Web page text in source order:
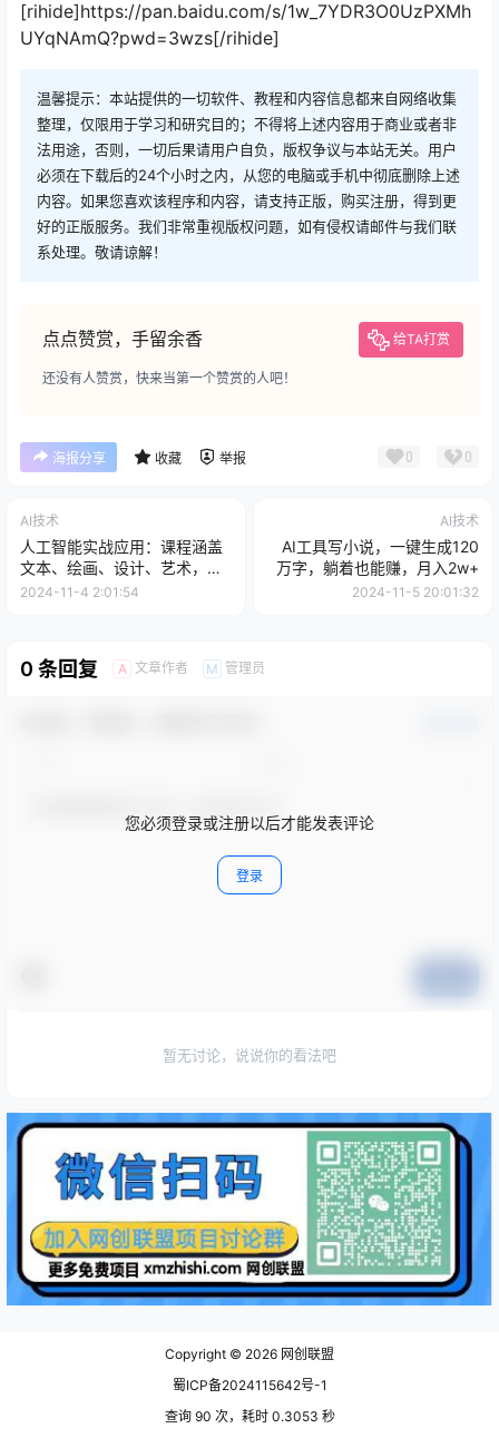
[rihide]https://pan.baidu.com/s/1w_7YDR3O0UzPXMh
UYqNAmQ?pwd=3wzs[/rihide]
温馨提示：本站提供的一切软件、教程和内容信息都来自网络收集
整理，仅限用于学习和研究目的；不得将上述内容用于商业或者非
法用途，否则，一切后果请用户自负，版权争议与本站无关。用户
必须在下载后的24个小时之内，从您的电脑或手机中彻底删除上述
内容。如果您喜欢该程序和内容，请支持正版，购买注册，得到更
好的正版服务。我们非常重视版权问题，如有侵权请邮件与我们联
系处理。敬请谅解！
点点赞赏，手留余香 给TA打赏
还没有人赞赏，快来当第一个赞赏的人吧！
海报分享 收藏 举报 0 0
AI技术
人工智能实战应用：课程涵盖
文本、绘画、设计、艺术，让
您轻松玩转AI
2024-11-4 2:01:54
AI技术
AI工具写小说，一键生成120
万字，躺着也能赚，月入2w+
2024-11-5 20:01:32
0 条回复 A 文章作者 M 管理员
您必须登录或注册以后才能发表评论
登录
暂无讨论，说说你的看法吧
Copyright © 2026 网创联盟
蜀ICP备2024115642号-1
查询 90 次，耗时 0.3053 秒